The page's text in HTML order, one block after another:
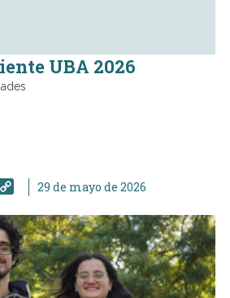
UBA 2026
Copy29 de mayo de 2026